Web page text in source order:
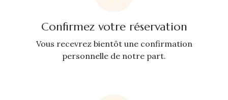
Confirmez votre réservation
Vous recevrez bientôt une confirmation
personnelle de notre part.